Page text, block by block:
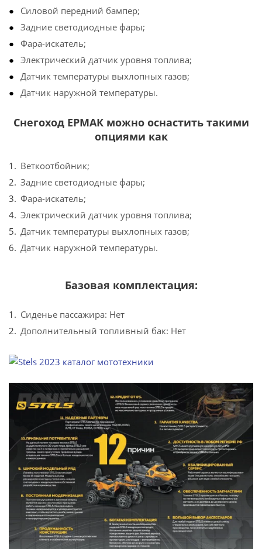
Силовой передний бампер;
Задние светодиодные фары;
Фара-искатель;
Электрический датчик уровня топлива;
Датчик температуры выхлопных газов;
Датчик наружной температуры.
Снегоход ЕРМАК можно оснастить такими
опциями как
Веткоотбойник;
Задние светодиодные фары;
Фара-искатель;
Электрический датчик уровня топлива;
Датчик температуры выхлопных газов;
Датчик наружной температуры.
Базовая комплектация:
Сиденье пассажира: Нет
Дополнительный топливный бак: Нет